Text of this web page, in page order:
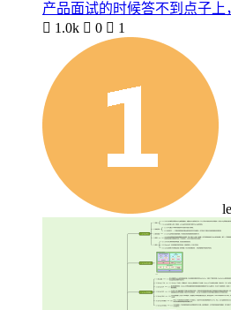
产品面试的时候答不到点子
 1.0k  0  1